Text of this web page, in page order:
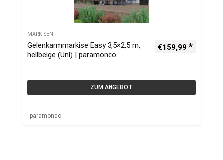
MARKISEN
Gelenkarmmarkise Easy 3,5×2,5 m,
hellbeige (Uni) | paramondo
€159,99
ZUM ANGEBOT
paramondo